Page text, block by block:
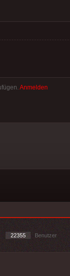
Anmelden
22355 Benutzer